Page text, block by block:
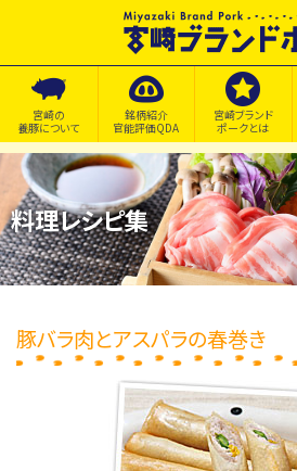
宮崎の
養豚について
銘柄紹介
官能評価QDA
宮崎ブランド
ポークとは
料理レシピ集
豚バラ肉とアスパラの春巻き